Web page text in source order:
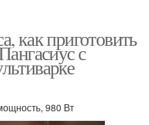
как приготовить
с
980 Вт